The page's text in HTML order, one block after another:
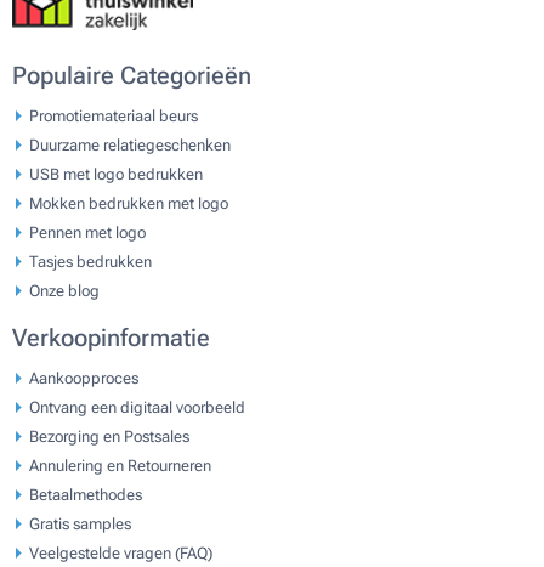
Populaire Categorieën
Promotiemateriaal beurs
Duurzame relatiegeschenken
USB met logo bedrukken
Mokken bedrukken met logo
Pennen met logo
Tasjes bedrukken
Onze blog
Verkoopinformatie
Aankoopproces
Ontvang een digitaal voorbeeld
Bezorging en Postsales
Annulering en Retourneren
Betaalmethodes
Gratis samples
Veelgestelde vragen (FAQ)